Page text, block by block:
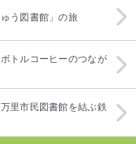
う図書館」の旅
トルコーヒーのつなが
里市民図書館を結ぶ鉄